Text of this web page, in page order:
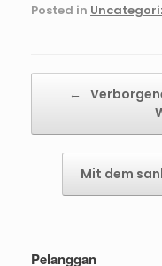
Posted in
←
Mit dem
Pelanggan